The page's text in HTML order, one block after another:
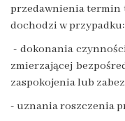
przedawnienia termin
dochodzi w przypadku:
- dokonania
zmierzającej
zaspokojenia lub
- uznania roszczenia